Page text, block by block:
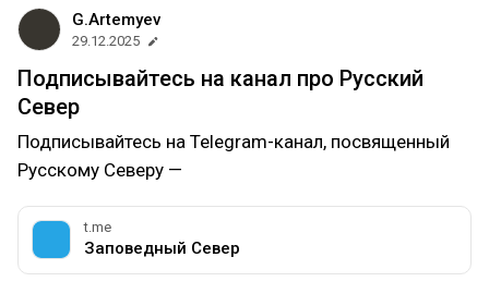
G.Artemyev
29.12.2025
Подписывайтесь на канал про Русский
Север
Подписывайтесь на Telegram-канал, посвященный
Русскому Северу —
t.me
Заповедный Север